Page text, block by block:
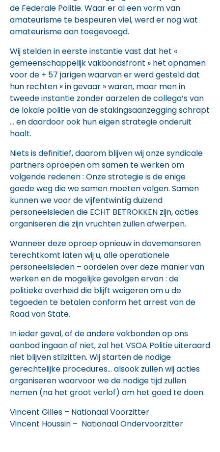
de Federale Politie. Waar er al een vorm van
amateurisme te bespeuren viel, werd er nog wat
amateurisme aan toegevoegd.
Wij stelden in eerste instantie vast dat het «
gemeenschappelijk vakbondsfront » het opnamen
voor de + 57 jarigen waarvan er werd gesteld dat
hun rechten « in gevaar » waren, maar men in
tweede instantie zonder aarzelen de collega’s van
de lokale politie van de stakingsaanzegging schrapt
… en daardoor ook hun eigen strategie onderuit
haalt.
Niets is definitief, daarom blijven wij onze syndicale
partners oproepen om samen te werken om
volgende redenen : Onze strategie is de enige
goede weg die we samen moeten volgen. Samen
kunnen we voor de vijfentwintig duizend
personeelsleden die ECHT BETROKKEN zijn, acties
organiseren die zijn vruchten zullen afwerpen.
Wanneer deze oproep opnieuw in dovemansoren
terechtkomt laten wij u, alle operationele
personeelsleden – oordelen over deze manier van
werken en de mogelijke gevolgen ervan : de
politieke overheid die blijft weigeren om u de
tegoeden te betalen conform het arrest van de
Raad van State.
In ieder geval, of de andere vakbonden op ons
aanbod ingaan of niet, zal het VSOA Politie uiteraard
niet blijven stilzitten. Wij starten de nodige
gerechtelijke procedures… alsook zullen wij acties
organiseren waarvoor we de nodige tijd zullen
nemen (na het groot verlof) om het goed te doen.
Vincent Gilles – Nationaal Voorzitter
Vincent Houssin – Nationaal Ondervoorzitter